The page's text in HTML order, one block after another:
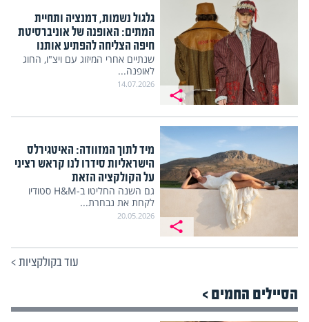
גלגול נשמות, דמנציה ותחיית
המתים: האופנה של אוניברסיטת
חיפה הצליחה להפתיע אותנו
שנתיים אחרי המיזוג עם ויצ"ו, החוג
לאופנה...
14.07.2026
מיד לתוך המזוודה: האיטגירלס
הישראליות סידרו לנו קראש רציני
על הקולקציה הזאת
גם השנה החליטו ב-H&M סטודיו
לקחת את נבחרת...
20.05.2026
עוד בקולקציות>
הסיילים החמים >